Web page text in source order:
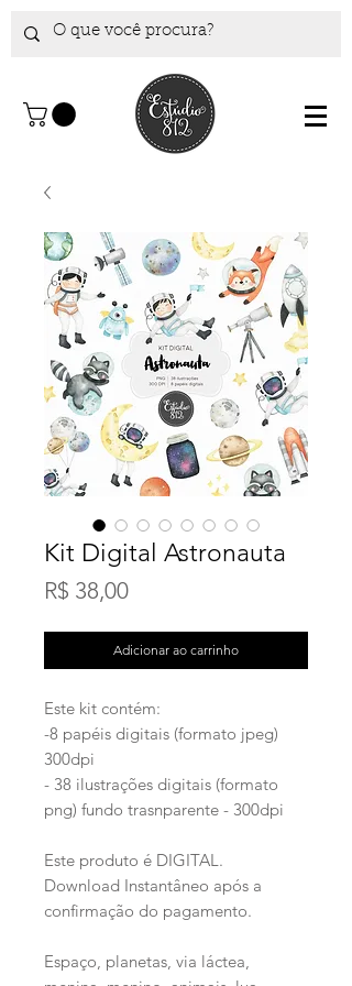
Kit Digital Astronauta
R$ 38,00Preço
Adicionar ao carrinho
Este kit contém:
-8 papéis digitais (formato jpeg)
300dpi
- 38 ilustrações digitais (formato
png) fundo trasnparente - 300dpi
Este produto é DIGITAL.
Download Instantâneo após a
confirmação do pagamento.
Espaço, planetas, via láctea,